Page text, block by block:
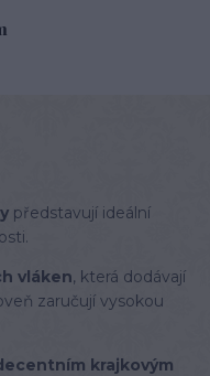
představují ideální
vláken, která dodávají
zaručují vysokou
krajkovým